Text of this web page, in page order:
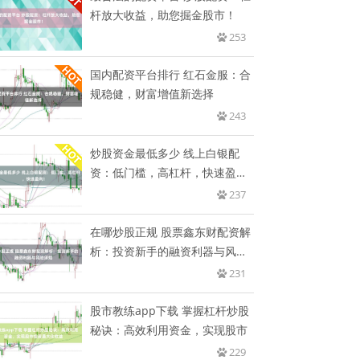
杆放大收益，助您掘金股市！
253
国内配资平台排行 红石金服：合
规稳健，财富增值新选择
243
炒股资金最低多少 线上白银配
资：低门槛，高杠杆，快速盈
237
在哪炒股正规 股票鑫东财配资解
析：投资新手的融资利器与风险
231
股市教练app下载 掌握杠杆炒股
秘诀：高效利用资金，实现股市
229